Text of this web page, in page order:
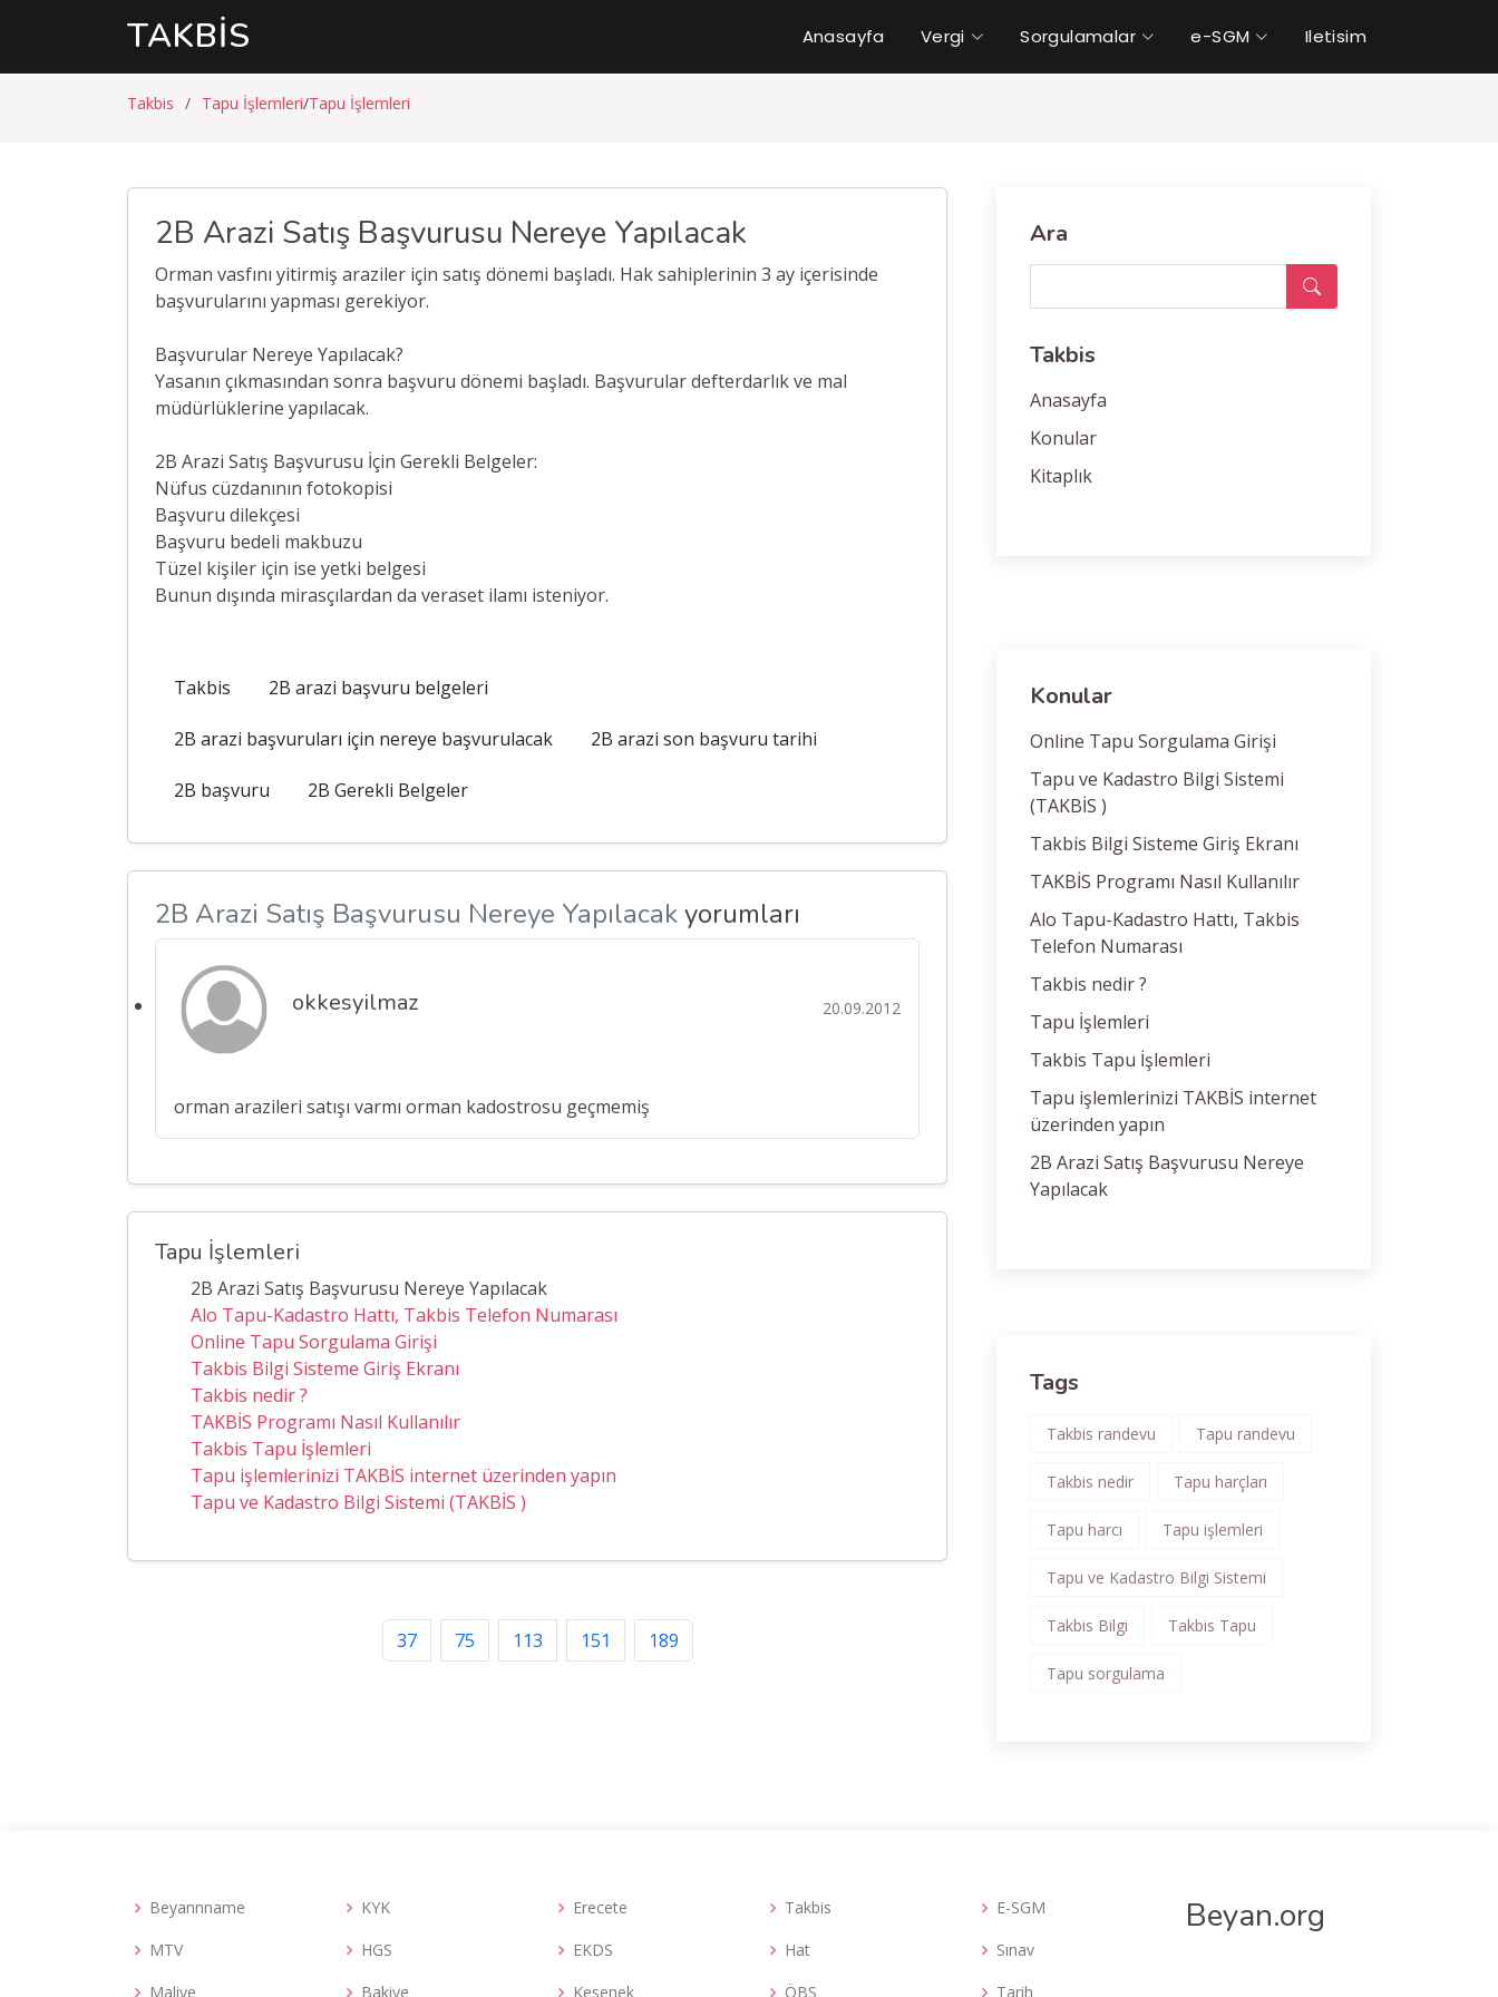
TAKBIS Anasayfa Vergi Sorgulamalar e-SGM Iletisim
Takbis Tapu İşlemleri Tapu İşlemleri
2B Arazi Satış Başvurusu Nereye Yapılacak
Orman vasfını yitirmiş araziler için satış dönemi başladı. Hak sahiplerinin 3 ay içerisinde
başvurularını yapması gerekiyor.
Başvurular Nereye Yapılacak?
Yasanın çıkmasından sonra başvuru dönemi başladı. Başvurular defterdarlık ve mal
müdürlüklerine yapılacak.
2B Arazi Satış Başvurusu İçin Gerekli Belgeler:
Nüfus cüzdanının fotokopisi
Başvuru dilekçesi
Başvuru bedeli makbuzu
Tüzel kişiler için ise yetki belgesi
Bunun dışında mirasçılardan da veraset ilamı isteniyor.
Takbis 2B arazi başvuru belgeleri
2B arazi başvuruları için nereye başvurulacak 2B arazi son başvuru tarihi
2B başvuru 2B Gerekli Belgeler
2B Arazi Satış Başvurusu Nereye Yapılacakyorumları
okkesyilmaz 20.09.2012
orman arazileri satışı varmı orman kadostrosu geçmemiş
Tapu İşlemleri
2B Arazi Satış Başvurusu Nereye Yapılacak
Alo Tapu-Kadastro Hattı, Takbis Telefon Numarası
Online Tapu Sorgulama Girişi
Takbis Bilgi Sisteme Giriş Ekranı
Takbis nedir ?
TAKBİS Programı Nasıl Kullanılır
Takbis Tapu İşlemleri
Tapu işlemlerinizi TAKBİS internet üzerinden yapın
Tapu ve Kadastro Bilgi Sistemi (TAKBİS )
37 75 113 151 189
Ara
Takbis
Anasayfa
Konular
Kitaplık
Konular
Online Tapu Sorgulama Girişi
Tapu ve Kadastro Bilgi Sistemi
(TAKBİS )
Takbis Bilgi Sisteme Giriş Ekranı
TAKBİS Programı Nasıl Kullanılır
Alo Tapu-Kadastro Hattı, Takbis
Telefon Numarası
Takbis nedir ?
Tapu İşlemleri
Takbis Tapu İşlemleri
Tapu işlemlerinizi TAKBİS internet
üzerinden yapın
2B Arazi Satış Başvurusu Nereye
Yapılacak
Tags
Takbis randevu Tapu randevu
Takbis nedir Tapu harçları
Tapu harcı Tapu işlemleri
Tapu ve Kadastro Bilgi Sistemi
Takbis Bilgi Takbis Tapu
Tapu sorgulama
Beyannname
MTV
Maliye
KYK
HGS
Bakiye
Erecete
EKDS
Kesenek
Takbis
Hat
ÖBS
E-SGM
Sınav
Tarih
Beyan.org